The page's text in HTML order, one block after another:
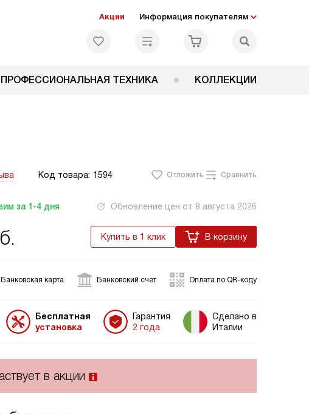
Акции Информация покупателям
ПРОФЕССИОНАЛЬНАЯ ТЕХНИКА КОЛЛЕКЦИИ
Код товара: 1594 Отложить Сравнить
за 1-4 дня Обновление цен от 8 августа 2026
Купить в 1 клик В корзину
Банковская карта Банковский счет Оплата по QR-коду
Бесплатная
установка
Гарантия
2 года
Сделано в
Италии
в акции